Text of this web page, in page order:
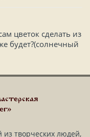
цветок сделать из
будет?(солнечный
творческих людей,